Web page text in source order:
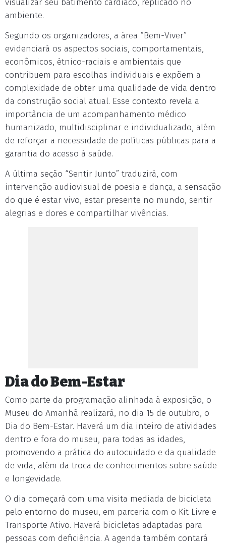
visualizar seu batimento cardíaco, replicado no
ambiente.
Segundo os organizadores, a área “Bem-Viver”
evidenciará os aspectos sociais, comportamentais,
econômicos, étnico-raciais e ambientais que
contribuem para escolhas individuais e expõem a
complexidade de obter uma qualidade de vida dentro
da construção social atual. Esse contexto revela a
importância de um acompanhamento médico
humanizado, multidisciplinar e individualizado, além
de reforçar a necessidade de políticas públicas para a
garantia do acesso à saúde.
A última seção “Sentir Junto” traduzirá, com
intervenção audiovisual de poesia e dança, a sensação
do que é estar vivo, estar presente no mundo, sentir
alegrias e dores e compartilhar vivências.
Dia do Bem-Estar
Como parte da programação alinhada à exposição, o
Museu do Amanhã realizará, no dia 15 de outubro, o
Dia do Bem-Estar. Haverá um dia inteiro de atividades
dentro e fora do museu, para todas as idades,
promovendo a prática do autocuidado e da qualidade
de vida, além da troca de conhecimentos sobre saúde
e longevidade.
O dia começará com uma visita mediada de bicicleta
pelo entorno do museu, em parceria com o Kit Livre e
Transporte Ativo. Haverá bicicletas adaptadas para
pessoas com deficiência. A agenda também contará